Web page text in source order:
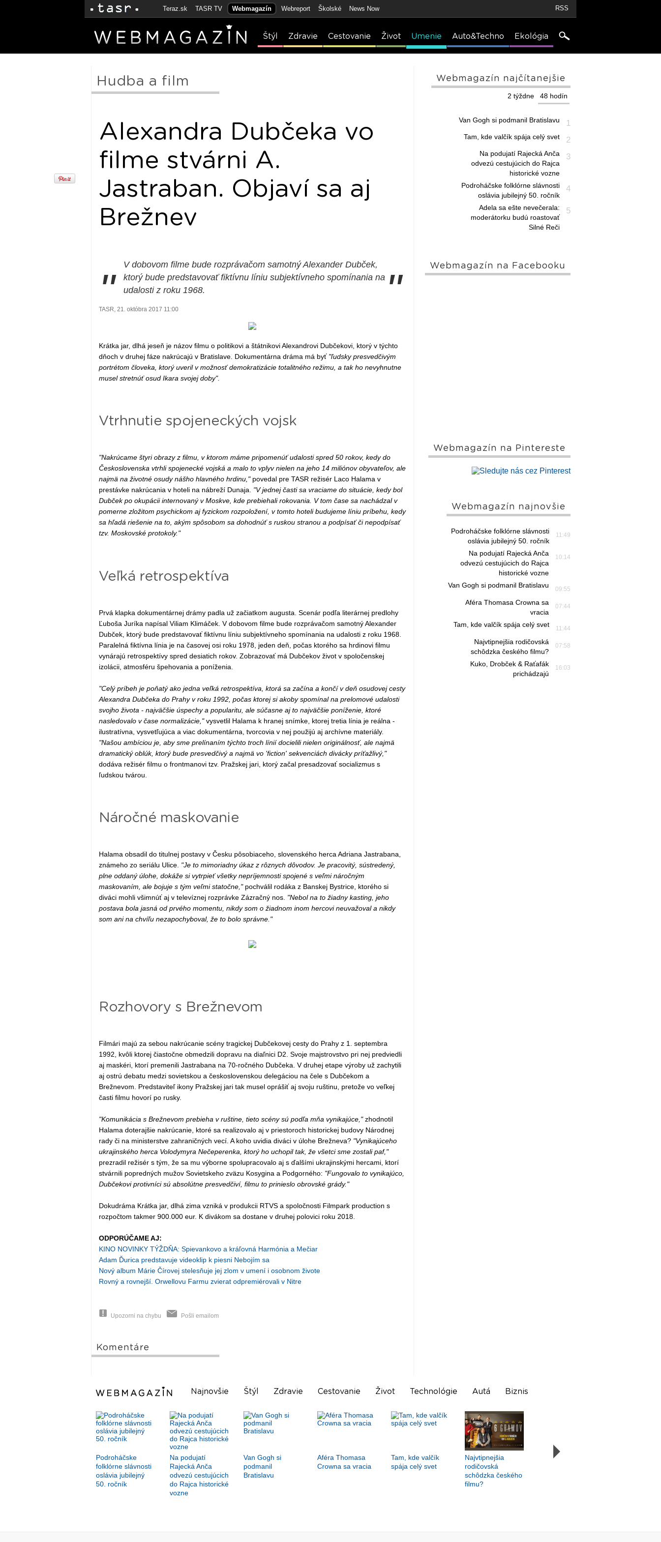
Teraz.sk TASR TV Webmagazín Webreport Školské News Now RSS
Štýl Zdravie Cestovanie Život Umenie Auto&Techno Ekológia
Hudba a film
Alexandra Dubčeka vo
filme stvárni A.
Jastraban. Objaví sa aj
Brežnev
"
V dobovom filme bude rozprávačom samotný Alexander Dubček,
ktorý bude predstavovať fiktívnu líniu subjektívneho spomínania na
udalosti z roku 1968.
"
TASR, 21. októbra 2017 11:00
Krátka jar, dlhá jeseň je názov filmu o politikovi a štátnikovi Alexandrovi Dubčekovi, ktorý v týchto
dňoch v druhej fáze nakrúcajú v Bratislave. Dokumentárna dráma má byť "ľudsky presvedčivým
portrétom človeka, ktorý uveril v možnosť demokratizácie totalitného režimu, a tak ho nevyhnutne
musel stretnúť osud Ikara svojej doby".
Vtrhnutie spojeneckých vojsk
"Nakrúcame štyri obrazy z filmu, v ktorom máme pripomenúť udalosti spred 50 rokov, kedy do
Československa vtrhli spojenecké vojská a malo to vplyv nielen na jeho 14 miliónov obyvateľov, ale
najmä na životné osudy nášho hlavného hrdinu,"povedal pre TASR režisér Laco Halama v
prestávke nakrúcania v hoteli na nábreží Dunaja. "V jednej časti sa vraciame do situácie, kedy bol
Dubček po okupácii internovaný v Moskve, kde prebiehali rokovania. V tom čase sa nachádzal v
pomerne zložitom psychickom aj fyzickom rozpoložení, v tomto hoteli budujeme líniu príbehu, kedy
sa hľadá riešenie na to, akým spôsobom sa dohodnúť s ruskou stranou a podpísať či nepodpísať
tzv. Moskovské protokoly."
Veľká retrospektíva
Prvá klapka dokumentárnej drámy padla už začiatkom augusta. Scenár podľa literárnej predlohy
Ľuboša Juríka napísal Viliam Klimáček. V dobovom filme bude rozprávačom samotný Alexander
Dubček, ktorý bude predstavovať fiktívnu líniu subjektívneho spomínania na udalosti z roku 1968.
Paralelná fiktívna línia je na časovej osi roku 1978, jeden deň, počas ktorého sa hrdinovi filmu
vynárajú retrospektívy spred desiatich rokov. Zobrazovať má Dubčekov život v spoločenskej
izolácii, atmosféru špehovania a poníženia.
"Celý príbeh je poňatý ako jedna veľká retrospektíva, ktorá sa začína a končí v deň osudovej cesty
Alexandra Dubčeka do Prahy v roku 1992, počas ktorej si akoby spomínal na prelomové udalosti
svojho života - najväčšie úspechy a popularitu, ale súčasne aj to najväčšie poníženie, ktoré
nasledovalo v čase normalizácie,"vysvetlil Halama k hranej snímke, ktorej tretia línia je reálna -
ilustratívna, vysvetľujúca a viac dokumentárna, tvorcovia v nej použijú aj archívne materiály.
"Našou ambíciou je, aby sme prelínaním týchto troch línií docielili nielen originálnosť, ale najmä
dramatický oblúk, ktorý bude presvedčivý a najmä vo 'fiction' sekvenciách divácky príťažlivý,"
dodáva režisér filmu o frontmanovi tzv. Pražskej jari, ktorý začal presadzovať socializmus s
ľudskou tvárou.
Náročné maskovanie
Halama obsadil do titulnej postavy v Česku pôsobiaceho, slovenského herca Adriana Jastrabana,
známeho zo seriálu Ulice. "Je to mimoriadny úkaz z rôznych dôvodov. Je pracovitý, sústredený,
plne oddaný úlohe, dokáže si vytrpieť všetky nepríjemnosti spojené s veľmi náročným
maskovaním, ale bojuje s tým veľmi statočne,"pochválil rodáka z Banskej Bystrice, ktorého si
diváci mohli všimnúť aj v televíznej rozprávke Zázračný nos. "Nebol na to žiadny kasting, jeho
postava bola jasná od prvého momentu, nikdy som o žiadnom inom hercovi neuvažoval a nikdy
som ani na chvíľu nezapochyboval, že to bolo správne."
Rozhovory s Brežnevom
Filmári majú za sebou nakrúcanie scény tragickej Dubčekovej cesty do Prahy z 1. septembra
1992, kvôli ktorej čiastočne obmedzili dopravu na diaľnici D2. Svoje majstrovstvo pri nej predviedli
aj maskéri, ktorí premenili Jastrabana na 70-ročného Dubčeka. V druhej etape výroby už zachytili
aj ostrú debatu medzi sovietskou a československou delegáciou na čele s Dubčekom a
Brežnevom. Predstaviteľ ikony Pražskej jari tak musel oprášiť aj svoju ruštinu, pretože vo veľkej
časti filmu hovorí po rusky.
"Komunikácia s Brežnevom prebieha v ruštine, tieto scény sú podľa mňa vynikajúce,"zhodnotil
Halama doterajšie nakrúcanie, ktoré sa realizovalo aj v priestoroch historickej budovy Národnej
rady či na ministerstve zahraničných vecí. A koho uvidia diváci v úlohe Brežneva? "Vynikajúceho
ukrajinského herca Volodymyra Nečeperenka, ktorý ho uchopil tak, že všetci sme zostali paf,"
prezradil režisér s tým, že sa mu výborne spolupracovalo aj s ďalšími ukrajinskými hercami, ktorí
stvárnili popredných mužov Sovietskeho zväzu Kosygina a Podgorného: "Fungovalo to vynikajúco,
Dubčekovi protivníci sú absolútne presvedčiví, filmu to prinieslo obrovské grády."
Dokudráma Krátka jar, dlhá zima vzniká v produkcii RTVS a spoločnosti Filmpark production s
rozpočtom takmer 900.000 eur. K divákom sa dostane v druhej polovici roku 2018.
ODPORÚČAME AJ:
KINO NOVINKY TÝŽDŇA: Spievankovo a kráľovná Harmónia a Mečiar
Adam Ďurica predstavuje videoklip k piesni Nebojím sa
Nový album Márie Čírovej stelesňuje jej zlom v umení i osobnom živote
Rovný a rovnejší. Orwellovu Farmu zvierat odpremiérovali v Nitre
Upozorni na chybu Pošli emailom
Komentáre
Webmagazín najčítanejšie
48 hodín
2 týždne
1
Van Gogh si podmanil Bratislavu
2
Tam, kde valčík spája celý svet
3
Na podujatí Rajecká Anča
odvezú cestujúcich do Rajca
historické vozne
4
Podroháčske folklórne slávnosti
oslávia jubilejný 50. ročník
5
Adela sa ešte nevečerala:
moderátorku budú roastovať
Silné Reči
Webmagazín na Facebooku
Webmagazín na Pintereste
Webmagazín najnovšie
11:49
Podroháčske folklórne slávnosti
oslávia jubilejný 50. ročník
10:14
Na podujatí Rajecká Anča
odvezú cestujúcich do Rajca
historické vozne
09:55
Van Gogh si podmanil Bratislavu
07:44
Aféra Thomasa Crowna sa
vracia
11:44
Tam, kde valčík spája celý svet
07:58
Najvtipnejšia rodičovská
schôdzka českého filmu?
16:03
Kuko, Drobček & Raťafák
prichádzajú
Najnovšie Štýl Zdravie Cestovanie Život Technológie Autá Biznis
Podroháčske
folklórne slávnosti
oslávia jubilejný
50. ročník
Na podujatí
Rajecká Anča
odvezú cestujúcich
do Rajca historické
vozne
Van Gogh si
podmanil
Bratislavu
Aféra Thomasa
Crowna sa vracia
Tam, kde valčík
spája celý svet
Najvtipnejšia
rodičovská
schôdzka českého
filmu?